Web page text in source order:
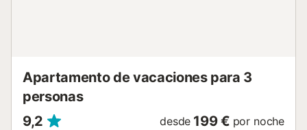
Apartamento de vacaciones para 3
personas
9,2
desde 199 € por noche